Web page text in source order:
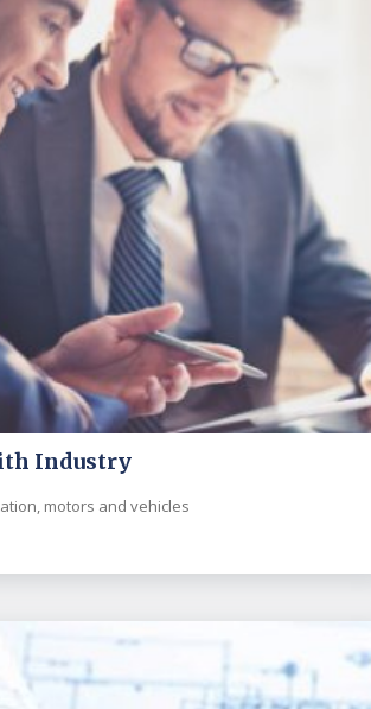
Industry
motors and vehicles